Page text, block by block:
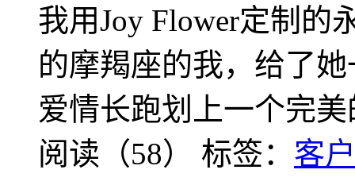
我用Joy Flower定制的
的摩羯座的我，给了
爱情长跑划上一个完
阅读（58） 标签： 客